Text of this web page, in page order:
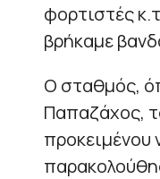
φορτιστές
βρήκαμε
Ο σταθμός,
Παπαζάχος,
προκειμένου